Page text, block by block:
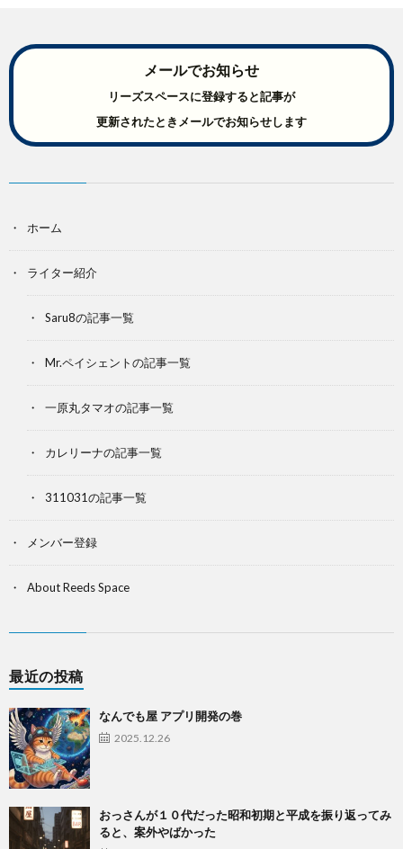
メールでお知らせ
リーズスペースに登録すると記事が
更新されたときメールでお知らせします
ホーム
ライター紹介
Saru8の記事一覧
Mr.ペイシェントの記事一覧
一原丸タマオの記事一覧
カレリーナの記事一覧
311031の記事一覧
メンバー登録
About Reeds Space
最近の投稿
なんでも屋 アプリ開発の巻
2025.12.26
おっさんが１０代だった昭和初期と平成を振り返ってみ
ると、案外やばかった